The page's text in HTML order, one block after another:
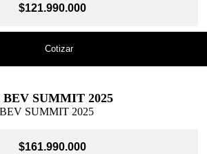
$121.990.000
Cotizar
BEV SUMMIT 2025
$161.990.000